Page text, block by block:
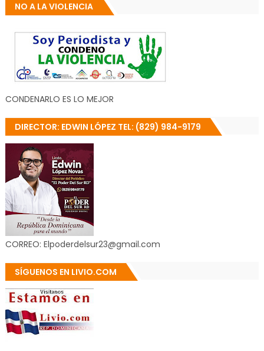
NO A LA VIOLENCIA
CONDENARLO ES LO MEJOR
DIRECTOR: EDWIN LÓPEZ TEL: (829) 984-9179
CORREO: Elpoderdelsur23@gmail.com
SÍGUENOS EN LIVIO.COM